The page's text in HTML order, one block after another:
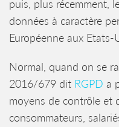
puis, plus récemment,
données à caractère
Européenne aux Etats-
Normal, quand on se
2016/679 dit RGPD a
moyens de contrôle et
consommateurs,